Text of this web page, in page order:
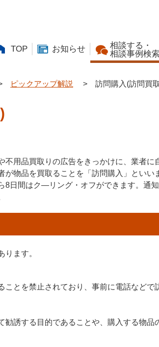
TOP お知らせ
相談する・
相談事例検索
ピックアップ解説 > 訪問購入(訪問買
用品買取りの広告をきっかけに、業者に
物品を買取ることを「訪問購入」といい
8日間はク―リング・オフができます。通
ます。
とを禁止されており、事前に電話などで
誘する目的であることや、購入する物品